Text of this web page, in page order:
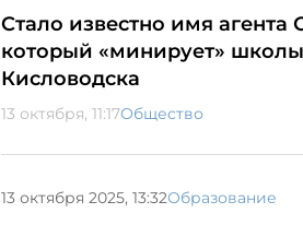
Стало известно имя агента
который «минирует» школы
Кисловодска
13 октября, 11:17Общество
13 октября 2025, 13:32Образование